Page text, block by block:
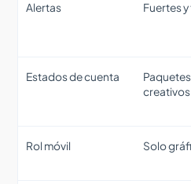
Alertas Fuertes
Estados de cuenta
creativos
Rol móvil Solo